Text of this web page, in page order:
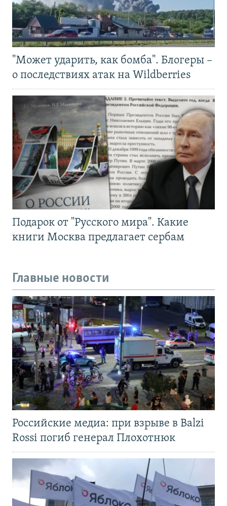
"Может ударить, как бомба". Блогеры –
о последствиях атак на Wildberries
Подарок от "Русского мира". Какие
книги Москва предлагает сербам
Главные новости
Российские медиа: при взрыве в Balzi
Rossi погиб генерал Плохотнюк